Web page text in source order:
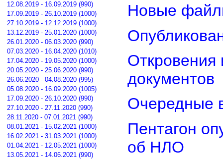
12.08.2019 - 16.09.2019 (990)
17.09.2019 - 26.10.2019 (1000)
27.10.2019 - 12.12.2019 (1000)
13.12.2019 - 25.01.2020 (1000)
26.01.2020 - 06.03.2020 (990)
07.03.2020 - 16.04.2020 (1010)
17.04.2020 - 19.05.2020 (1000)
20.05.2020 - 25.06.2020 (990)
26.06.2020 - 04.08.2020 (995)
05.08.2020 - 16.09.2020 (1005)
17.09.2020 - 26.10.2020 (990)
27.10.2020 - 27.11.2020 (990)
28.11.2020 - 07.01.2021 (990)
08.01.2021 - 15.02.2021 (1000)
16.02.2021 - 31.03.2021 (1000)
01.04.2021 - 12.05.2021 (1000)
13.05.2021 - 14.06.2021 (990)
Новые
Откровения
документов
Очередные
Пентагон
об НЛО